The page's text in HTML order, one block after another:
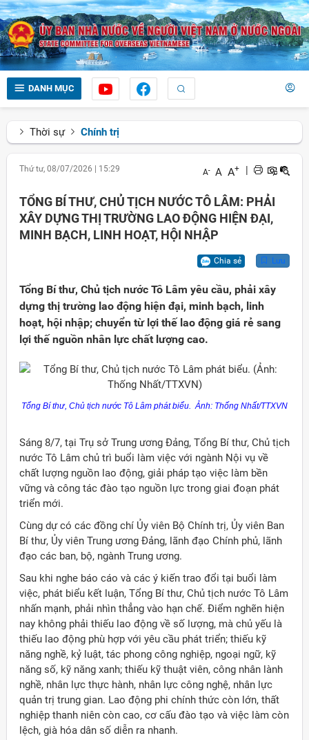
DANH MỤC
Thời sự Chính trị
Thứ tư, 08/07/2026 15:29 A- A A+ |
TỔNG BÍ THƯ, CHỦ TỊCH NƯỚC TÔ LÂM: PHẢI
XÂY DỰNG THỊ TRƯỜNG LAO ĐỘNG HIỆN ĐẠI,
MINH BẠCH, LINH HOẠT, HỘI NHẬP
Chia sẻ Lưu
Tổng Bí thư, Chủ tịch nước Tô Lâm yêu cầu, phải xây
dựng thị trường lao động hiện đại, minh bạch, linh
hoạt, hội nhập; chuyển từ lợi thế lao động giá rẻ sang
lợi thế nguồn nhân lực chất lượng cao.
Tổng Bí thư, Chủ tịch nước Tô Lâm phát biểu. Ảnh: Thống Nhất/TTXVN
Sáng 8/7, tại Trụ sở Trung ương Đảng, Tổng Bí thư, Chủ tịch
nước Tô Lâm chủ trì buổi làm việc với ngành Nội vụ về
chất lượng nguồn lao động, giải pháp tạo việc làm bền
vững và công tác đào tạo nguồn lực trong giai đoạn phát
triển mới.
Cùng dự có các đồng chí Ủy viên Bộ Chính trị, Ủy viên Ban
Bí thư, Ủy viên Trung ương Đảng, lãnh đạo Chính phủ, lãnh
đạo các ban, bộ, ngành Trung ương.
Sau khi nghe báo cáo và các ý kiến trao đổi tại buổi làm
việc, phát biểu kết luận, Tổng Bí thư, Chủ tịch nước Tô Lâm
nhấn mạnh, phải nhìn thẳng vào hạn chế. Điểm nghẽn hiện
nay không phải thiếu lao động về số lượng, mà chủ yếu là
thiếu lao động phù hợp với yêu cầu phát triển; thiếu kỹ
năng nghề, kỷ luật, tác phong công nghiệp, ngoại ngữ, kỹ
năng số, kỹ năng xanh; thiếu kỹ thuật viên, công nhân lành
nghề, nhân lực thực hành, nhân lực công nghệ, nhân lực
quản trị trung gian. Lao động phi chính thức còn lớn, thất
nghiệp thanh niên còn cao, cơ cấu đào tạo và việc làm còn
lệch, già hóa dân số diễn ra nhanh.